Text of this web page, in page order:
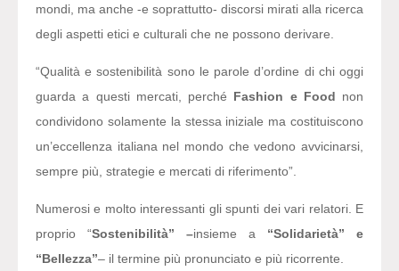
mondi, ma anche -e soprattutto- discorsi mirati alla ricerca
degli aspetti etici e culturali che ne possono derivare.
“Qualità e sostenibilità sono le parole d’ordine di chi oggi
guarda a questi mercati, perché Fashion e Food non
condividono solamente la stessa iniziale ma costituiscono
un’eccellenza italiana nel mondo che vedono avvicinarsi,
sempre più, strategie e mercati di riferimento”.
Numerosi e molto interessanti gli spunti dei vari relatori. E
proprio “Sostenibilità” –insieme a “Solidarietà” e
“Bellezza”– il termine più pronunciato e più ricorrente.